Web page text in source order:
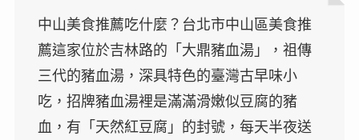
中山美食推薦吃什麼？台北市中山區美食推
薦這家位於吉林路的「大鼎豬血湯」，祖傳
三代的豬血湯，深具特色的臺灣古早味小
吃，招牌豬血湯裡是滿滿滑嫩似豆腐的豬
血，有「天然紅豆腐」的封號，每天半夜送